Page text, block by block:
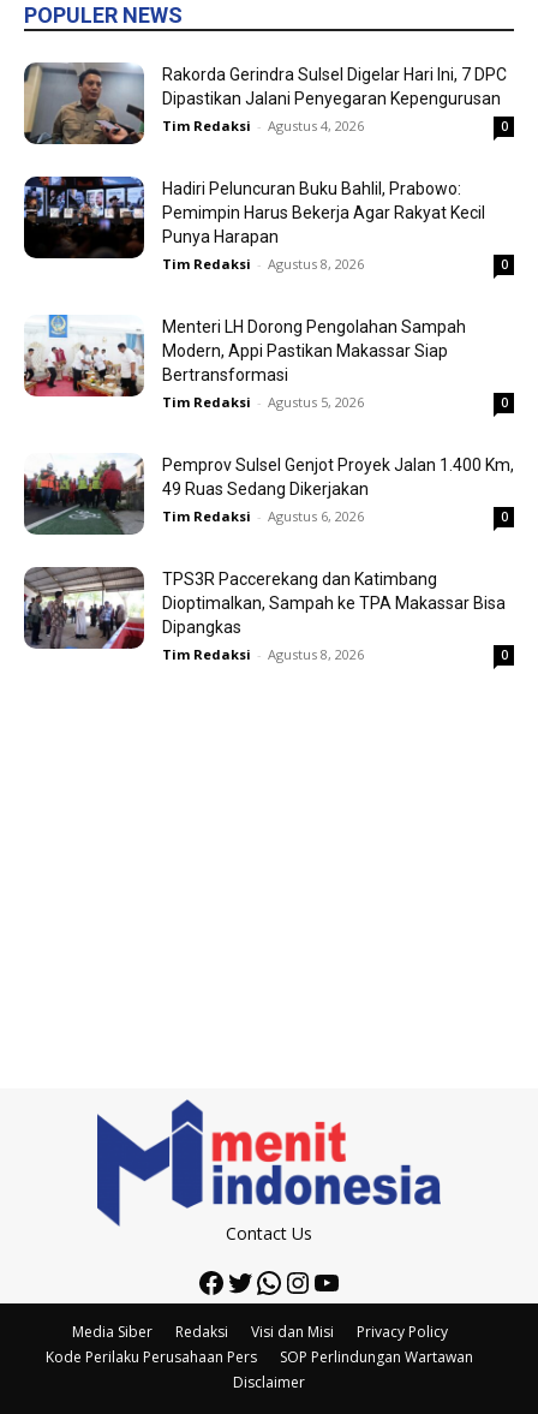
POPULER NEWS
Rakorda Gerindra Sulsel Digelar Hari Ini, 7 DPC
Dipastikan Jalani Penyegaran Kepengurusan
Tim Redaksi - Agustus 4, 2026 0
Hadiri Peluncuran Buku Bahlil, Prabowo:
Pemimpin Harus Bekerja Agar Rakyat Kecil
Punya Harapan
Tim Redaksi - Agustus 8, 2026 0
Menteri LH Dorong Pengolahan Sampah
Modern, Appi Pastikan Makassar Siap
Bertransformasi
Tim Redaksi - Agustus 5, 2026 0
Pemprov Sulsel Genjot Proyek Jalan 1.400 Km,
49 Ruas Sedang Dikerjakan
Tim Redaksi - Agustus 6, 2026 0
TPS3R Paccerekang dan Katimbang
Dioptimalkan, Sampah ke TPA Makassar Bisa
Dipangkas
Tim Redaksi - Agustus 8, 2026 0
Contact Us
Facebook
Twitter
WhatsApp
Instagram
YouTube
Media Siber Redaksi Visi dan Misi
Privacy Policy
Kode Perilaku Perusahaan Pers
SOP Perlindungan Wartawan
Disclaimer